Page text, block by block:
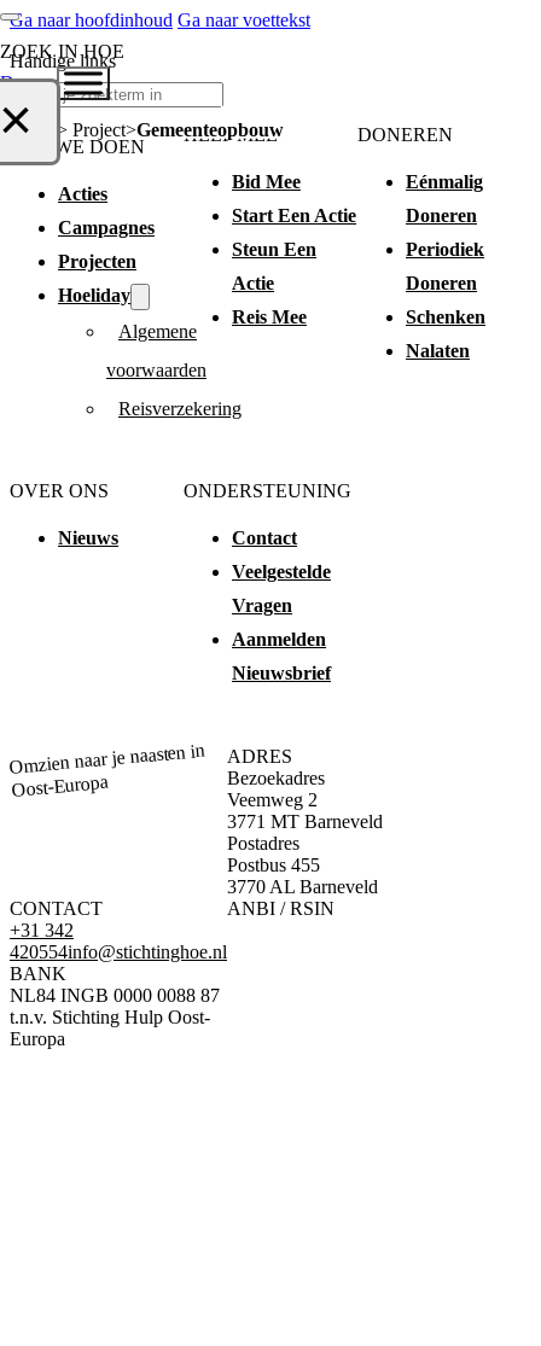
Ga naar hoofdinhoud Ga naar voettekst
ZOEK IN HOE
Zoeken
×
Doneer
Home > Project Gemeenteopbouw
Handige links
WAT WE DOEN
Acties
Campagnes
Projecten
Hoeliday
Algemene
voorwaarden
Reisverzekering
HELP MEE
Bid Mee
Start Een Actie
Steun Een
Actie
Reis Mee
DONEREN
Eénmalig
Doneren
Periodiek
Doneren
Schenken
Nalaten
OVER ONS
Nieuws
ONDERSTEUNING
Contact
Veelgestelde
Vragen
Aanmelden
Nieuwsbrief
Omzien naar je naasten in
Oost-Europa
ADRES
Bezoekadres
Veemweg 2
3771 MT Barneveld
Postadres
Postbus 455
3770 AL Barneveld
CONTACT
+31 342
420554info@stichtinghoe.nl
BANK
NL84 INGB 0000 0088 87
t.n.v. Stichting Hulp Oost-
Europa
ANBI / RSIN